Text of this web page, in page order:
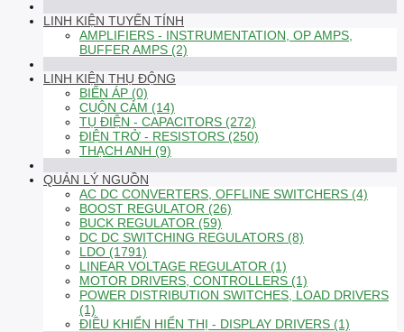
LINH KIỆN TUYẾN TÍNH
AMPLIFIERS - INSTRUMENTATION, OP AMPS,
BUFFER AMPS (2)
LINH KIỆN THỤ ĐỘNG
BIẾN ÁP (0)
CUỘN CẢM (14)
TỤ ĐIỆN - CAPACITORS (272)
ĐIỆN TRỞ - RESISTORS (250)
THẠCH ANH (9)
QUẢN LÝ NGUỒN
AC DC CONVERTERS, OFFLINE SWITCHERS (4)
BOOST REGULATOR (26)
BUCK REGULATOR (59)
DC DC SWITCHING REGULATORS (8)
LDO (1791)
LINEAR VOLTAGE REGULATOR (1)
MOTOR DRIVERS, CONTROLLERS (1)
POWER DISTRIBUTION SWITCHES, LOAD DRIVERS
(1)
ĐIỀU KHIỂN HIỂN THỊ - DISPLAY DRIVERS (1)